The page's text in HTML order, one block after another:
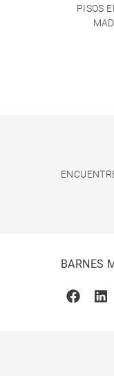
PISOS
BARNES